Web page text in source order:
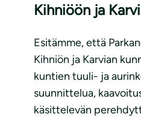
Kihniöön ja
Esitämme, että
Kihniön ja Karvian
kuntien tuuli- ja
suunnittelua,
käsittelevän